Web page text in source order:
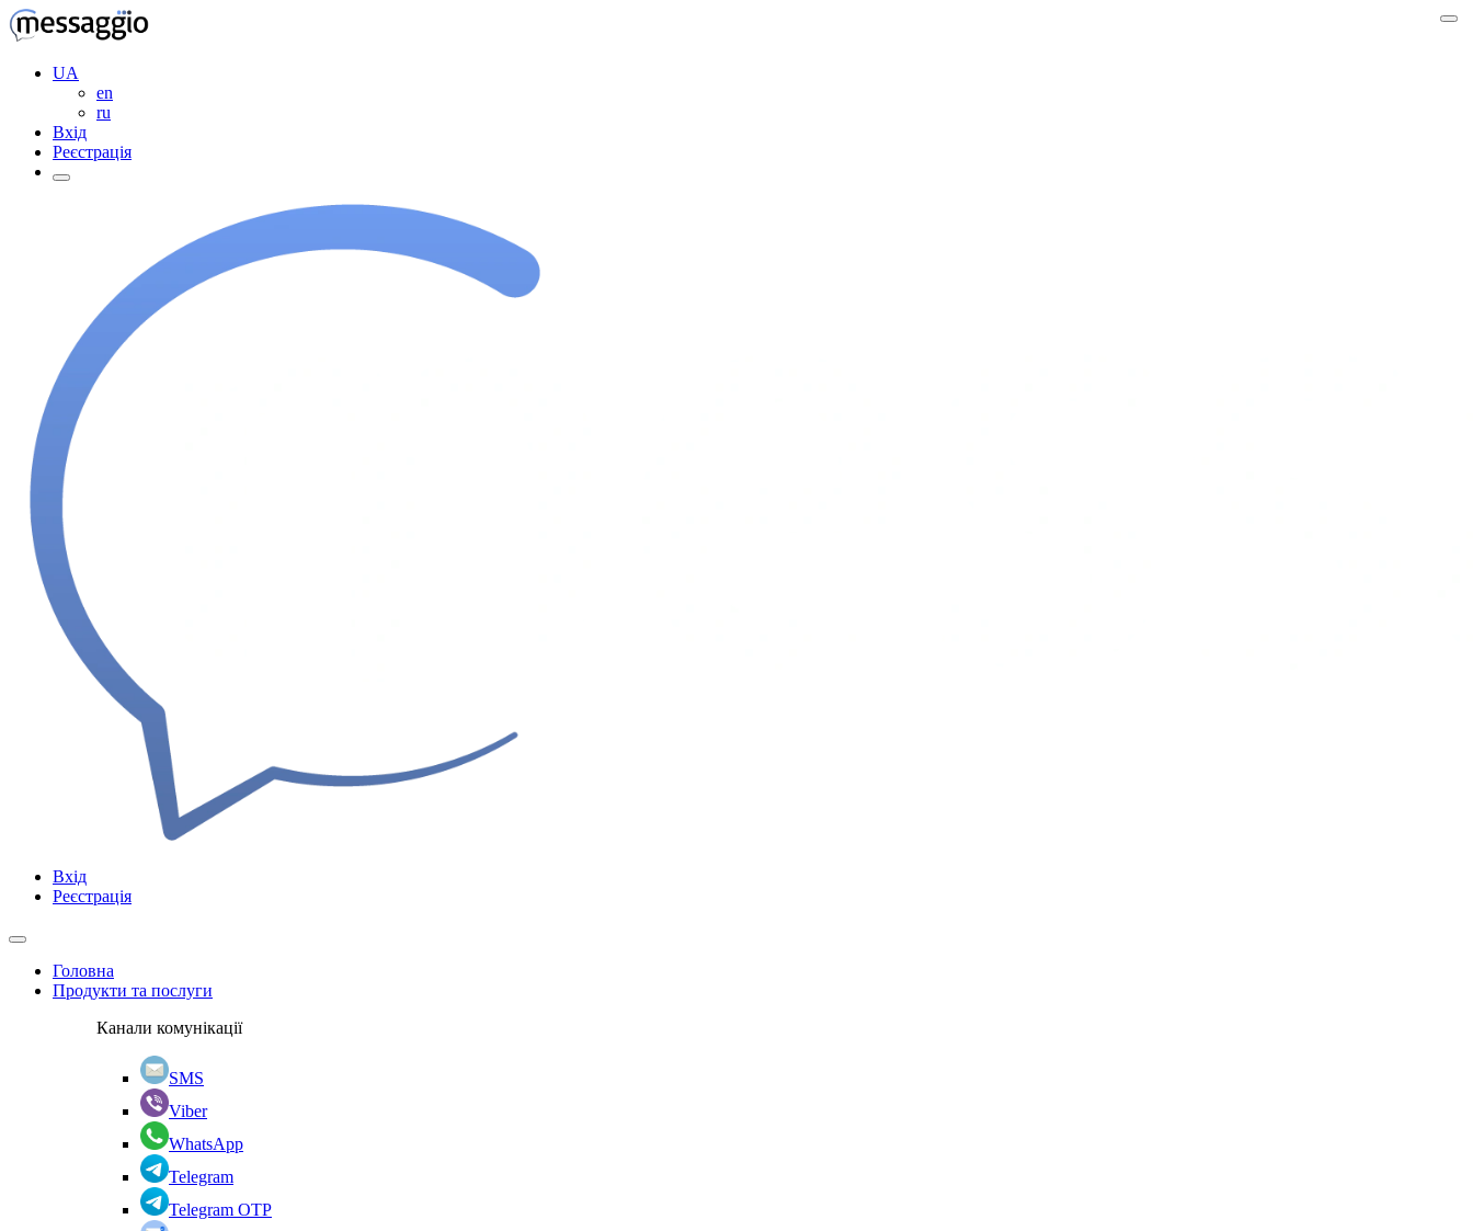
UA
en
ru
Вхід
Реєстрація
Вхід
Реєстрація
Головна
Продукти та послуги
Канали комунікації
SMS
Viber
WhatsApp
Telegram
Telegram OTP